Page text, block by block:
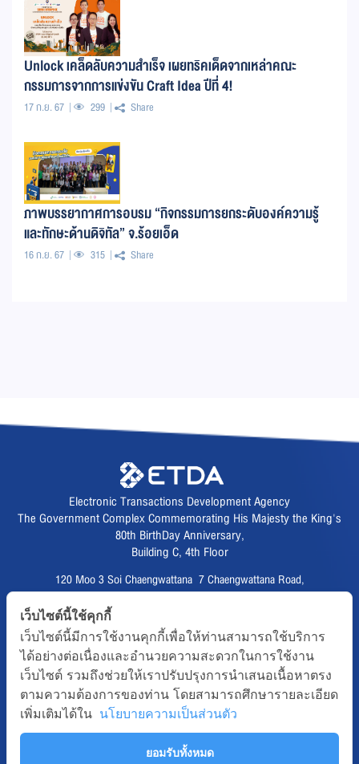
Unlock เคล็ดลับความสำเร็จ เผยทริคเด็ดจากเหล่าคณะ
กรรมการจากการแข่งขัน Craft Idea ปีที่ 4!
17 ก.ย. 67 299 Share
ภาพบรรยากาศการอบรม “กิจกรรมการยกระดับองค์ความรู้
และทักษะด้านดิจิทัล” จ.ร้อยเอ็ด
16 ก.ย. 67 315 Share
Electronic Transactions Development Agency
The Government Complex Commemorating His Majesty the King's
80th BirthDay Anniversary,
Building C, 4th Floor
120 Moo 3 Soi Chaengwattana 7 Chaengwattana Road,
Fax :02 123 1200
CALL CENTER :02 123 1234
email :info@etda.or.th
Follows
Copyright © 2020, All right reserved.ETDA | Electronic Transactions
เว็บไซต์นี้ใช้คุกกี้
เว็บไซต์นี้มีการใช้งานคุกกี้เพื่อให้ท่านสามารถใช้บริการ
ได้อย่างต่อเนื่องและอำนวยความสะดวกในการใช้งาน
เว็บไซต์ รวมถึงช่วยให้เราปรับปรุงการนำเสนอเนื้อหาตรง
ตามความต้องการของท่าน โดยสามารถศึกษารายละเอียด
เพิ่มเติมได้ใน นโยบายความเป็นส่วนตัว
ยอมรับทั้งหมด